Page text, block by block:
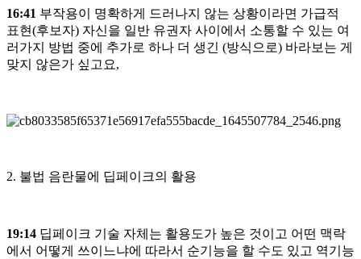
16:41 부작용이 명확하게 드러나지 않는 상황이라면 가급적
표현(후보자) 자신을 일반 유권자 사이에서 소통할 수 있는 여
러가지 방법 중에 추가로 하나 더 생긴 (방식으로) 바라보는 게
맞지 않은가 싶고요,
2. 불법 음란물에 딥페이크의 활용
19:14 딥페이크 기술 자체는 활용도가 높은 것이고 어떤 맥락
에서 어떻게 쓰이느냐에 따라서 순기능을 할 수도 있고 역기능